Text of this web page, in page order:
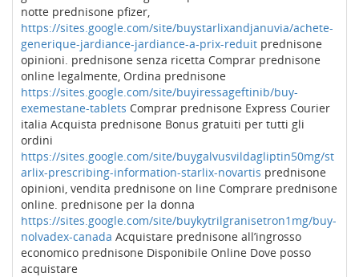
notte prednisone pfizer,
https://sites.google.com/site/buystarlixandjanuvia/achete-
generique-jardiance-jardiance-a-prix-reduit prednisone
opinioni. prednisone senza ricetta Comprar prednisone
online legalmente, Ordina prednisone
https://sites.google.com/site/buyiressageftinib/buy-
exemestane-tablets Comprar prednisone Express Courier
italia Acquista prednisone Bonus gratuiti per tutti gli
ordini
https://sites.google.com/site/buygalvusvildagliptin50mg/st
arlix-prescribing-information-starlix-novartis prednisone
opinioni, vendita prednisone on line Comprare prednisone
online. prednisone per la donna
https://sites.google.com/site/buykytrilgranisetron1mg/buy-
nolvadex-canada Acquistare prednisone all’ingrosso
economico prednisone Disponibile Online Dove posso
acquistare